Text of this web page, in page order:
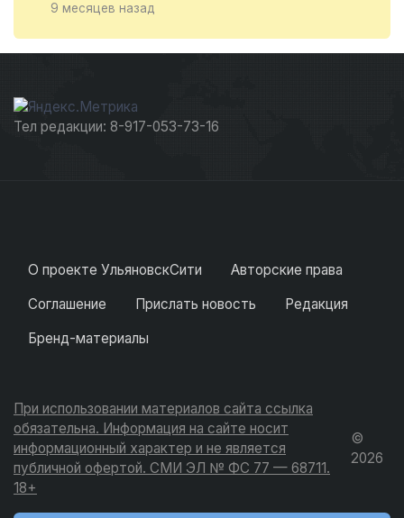
9 месяцев назад
Тел редакции: 8-917-053-73-16
О проекте УльяновскСити
Авторские права
Соглашение
Прислать новость
Редакция
Бренд-материалы
При использовании материалов сайта ссылка
обязательна. Информация на сайте носит
информационный характер и не является
публичной офертой. СМИ ЭЛ № ФС 77 — 68711.
18+
©
2026